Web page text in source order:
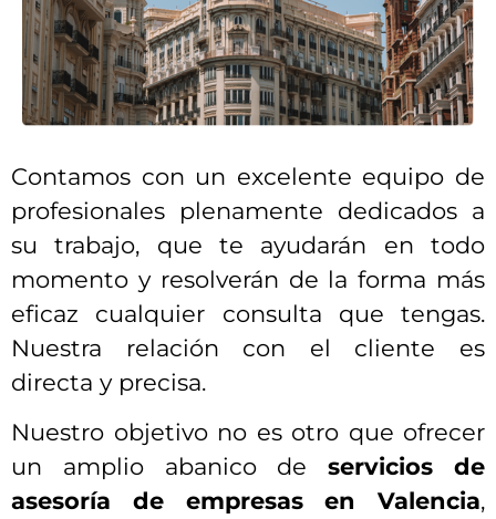
Contamos con un excelente equipo de
profesionales plenamente dedicados a
su trabajo, que te ayudarán en todo
momento y resolverán de la forma más
eficaz cualquier consulta que tengas.
Nuestra relación con el cliente es
directa y precisa.
Nuestro objetivo no es otro que ofrecer
un amplio abanico deservicios de
asesoría de empresas en Valencia,